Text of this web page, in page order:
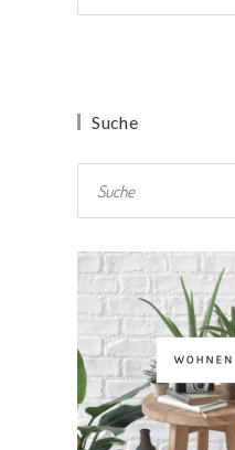
Suche